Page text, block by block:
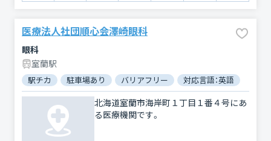
医療法人社団順心会澤崎眼科
眼科
室蘭駅
駅チカ 駐車場あり バリアフリー 対応言語：英語
北海道室蘭市海岸町１丁目１番４号にあ
る医療機関です。